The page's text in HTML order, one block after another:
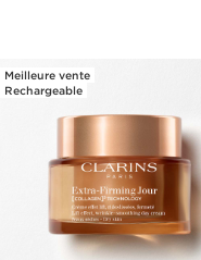
Meilleure vente
Rechargeable